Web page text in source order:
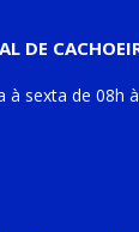
DE
à sexta de 08h